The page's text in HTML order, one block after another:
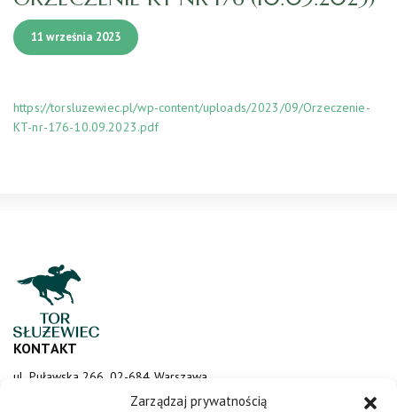
Zarządzaj prywatnością
11 września 2023
https://torsluzewiec.pl/wp-content/uploads/2023/09/Orzeczenie-
KT-nr-176-10.09.2023.pdf
KONTAKT
ul. Puławska 266, 02-684 Warszawa
sluzewiec@totalizator.pl